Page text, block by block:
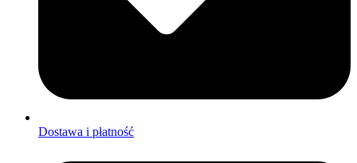
Dostawa i płatność